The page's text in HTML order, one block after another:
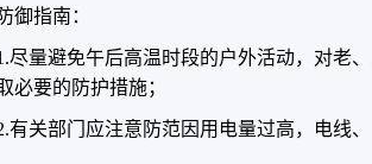
防御指南：
尽量避免午后高温时段的户外活动，对老
必要的防护措施；
有关部门应注意防范因用电量过高，电线